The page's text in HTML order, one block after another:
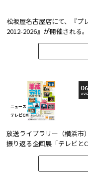
松坂屋名古屋店にて、『プ
2012-2026』が開催される
術ジャンルに芸能人が挑
シで厳しく査定する教養
の俳句・水彩画から、大
ニュース
テレビCM
06
AUG
放送ライブラリー（横浜市
振り返る企画展「テレビと
月7日～9月27日に開催する